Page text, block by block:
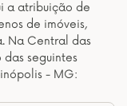
a atribuição de
de imóveis,
Na Central das
seguintes
- MG: